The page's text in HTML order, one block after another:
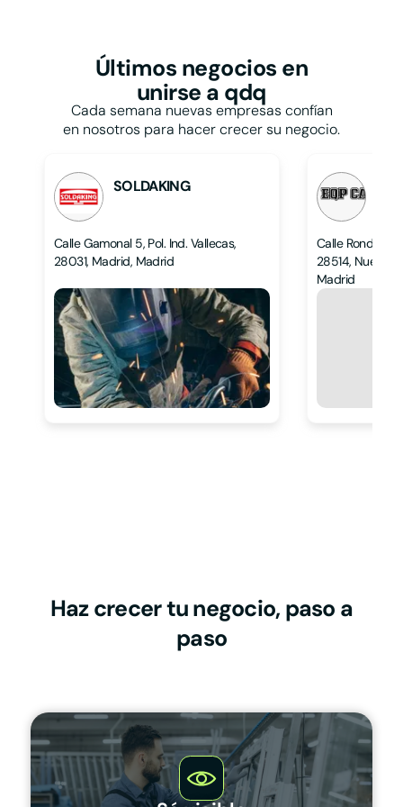
Peluquerías
Persianas
Pintores
Pizzerías
Psicólogos
Tiendas de ropa
Tintorerías y lavanderías
Toldos
Veterinarios
Últimos negocios en
unirse a qdq
Cada semana nuevas empresas confían
en nosotros para hacer crecer su negocio.
L
SOLDAKING
Calle Gamonal 5, Pol. Ind. Vallecas,
28031, Madrid, Madrid
L
Calle Ronda
28514, Nuevo
Madrid
Haz crecer tu negocio, paso a
paso